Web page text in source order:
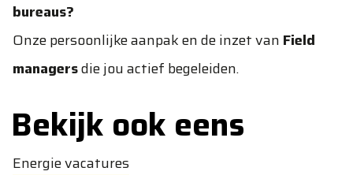
bureaus?
Onze persoonlijke aanpak en de inzet van Field
managersdie jou actief begeleiden.
Bekijk ook eens
Energie vacatures